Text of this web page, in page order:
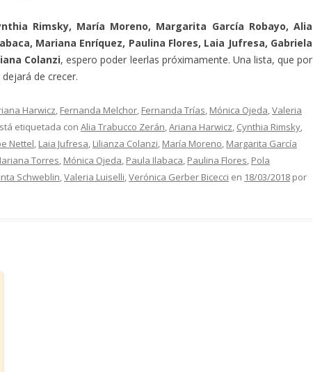
Rimsky, María Moreno, Margarita García Robayo, Alia
Mariana Enríquez, Paulina Flores, Laia Jufresa, Gabriela
Colanzi, espero poder leerlas próximamente. Una lista, que por
de crecer.
Harwicz, Fernanda Melchor, Fernanda Trías, Mónica Ojeda,Valeria
etiquetada con Alia Trabucco Zerán,Ariana Harwicz, Cynthia Rimsky,
Nettel, Laia Jufresa, Lilianza Colanzi, María Moreno, Margarita García
Torres, Mónica Ojeda, Paula Ilabaca, Paulina Flores, Pola
Schweblin,Valeria Luiselli,Verónica Gerber Bicecci en 18/03/2018 por